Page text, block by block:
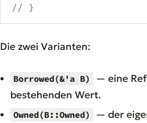
// }
Die zwei Varianten:
Borrowed(&'a B)
— eine
bestehenden Wert.
Owned(B::Owned)
— der